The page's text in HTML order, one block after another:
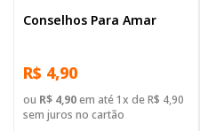
Conselhos Para Amar
R$ 4,90
ou R$ 4,90em até 1x de R$ 4,90
sem juros no cartão